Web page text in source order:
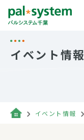
イベント情報
イベント情報